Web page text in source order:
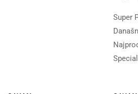
Super
Special